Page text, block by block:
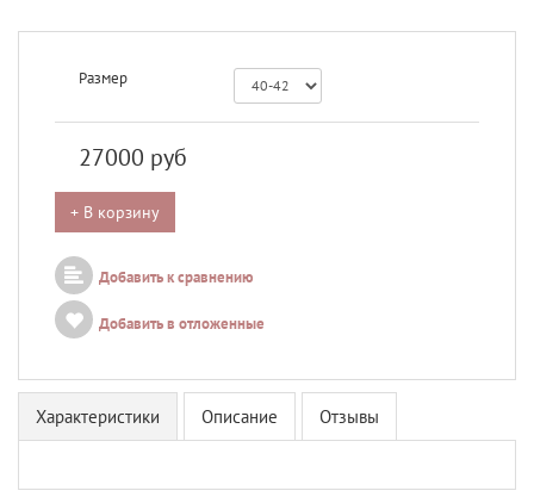
Размер
27000 руб
+ В корзину
Добавить к сравнению
Добавить в отложенные
Характеристики Описание Отзывы